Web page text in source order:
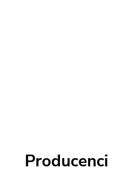
Producenci